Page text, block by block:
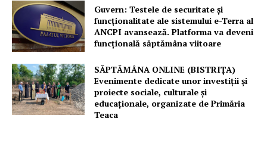
Guvern: Testele de securitate și
funcționalitate ale sistemului e-Terra al
ANCPI avansează. Platforma va deveni
funcțională săptămâna viitoare
SĂPTĂMÂNA ONLINE (BISTRIȚA)
Evenimente dedicate unor investiții și
proiecte sociale, culturale și
educaționale, organizate de Primăria
Teaca